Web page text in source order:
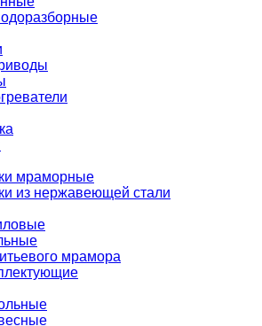
мраморные
из нержавеющей стали
мрамора